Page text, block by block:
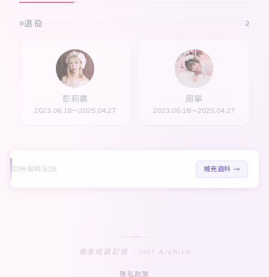
退役 2
彭莉嘉
2023.06.18～2025.04.27
周寧
2023.06.18～2025.04.27
尚無編輯紀錄 補充資料 →
偶像成員記録 · Idol Archive
隱私政策